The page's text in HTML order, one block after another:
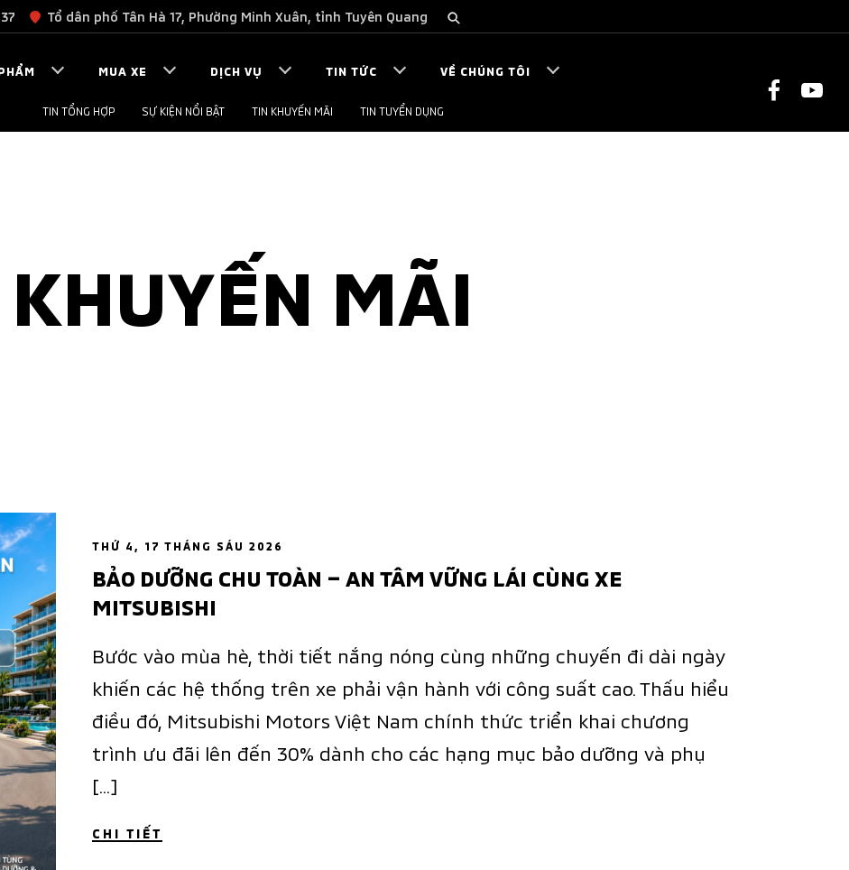
MUA XE DỊCH VỤ TIN TỨC VỀ CHÚNG TÔI
Tổ dân phố Tân Hà 17, Phường Minh Xuân, tỉnh Tuyên Quang
TIN TỔNG HỢP SỰ KIỆN NỔI BẬT TIN KHUYẾN MÃI TIN TUYỂN DỤNG
KHUYẾN MÃI
THỨ 4, 17 THÁNG SÁU 2026
BẢO DƯỠNG CHU TOÀN – AN TÂM VỮNG LÁI CÙNG XE
MITSUBISHI
Bước vào mùa hè, thời tiết nắng nóng cùng những chuyến đi dài ngày
khiến các hệ thống trên xe phải vận hành với công suất cao. Thấu hiểu
điều đó, Mitsubishi Motors Việt Nam chính thức triển khai chương
trình ưu đãi lên đến 30% dành cho các hạng mục bảo dưỡng và phụ
[…]
CHI TIẾT